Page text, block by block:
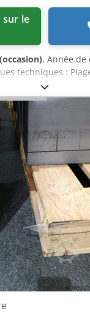
, Année
techniques :
de mesure de
Z : 500 mm
Dimensions
x 1200 x 2450
Abxsrf État : État
ne saurait être
ou de
tant sur le plan
d’usure, est
sont vendues